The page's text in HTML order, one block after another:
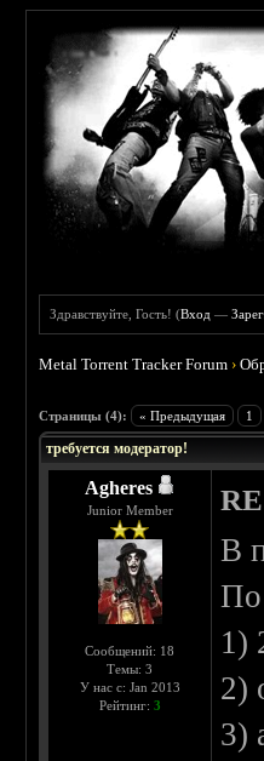
Здравствуйте, Гость! (Вход —
Metal Torrent Tracker Forum ›
Страницы (4): « Предыдущая 1
требуется модератор!
Agheres
Junior Member
Сообщений: 18
Темы: 3
У нас с: Jan 2013
Рейтинг: 3
В
По
1)
2)
3)